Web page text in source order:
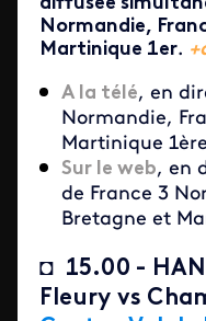
Normandie,
Martinique 1er.
A la télé, en
Normandie,
Martinique 1ère
Sur le web, en
de France 3
Bretagne et
◘ 15.00 -
Fleury vs